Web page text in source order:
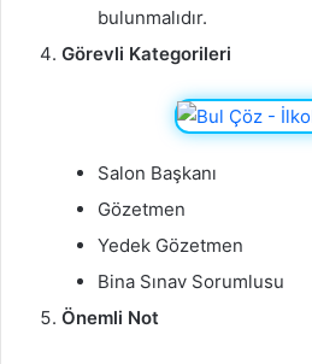
bulunmalıdır.
Görevli Kategorileri
Salon Başkanı
Gözetmen
Yedek Gözetmen
Bina Sınav Sorumlusu
Önemli Not